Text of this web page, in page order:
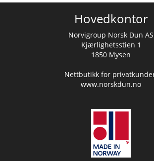
Hovedkontor
Norvigroup Norsk Dun AS
Kjærlighetsstien 1
1850 Mysen
Nettbutikk for
www.norskdun.no